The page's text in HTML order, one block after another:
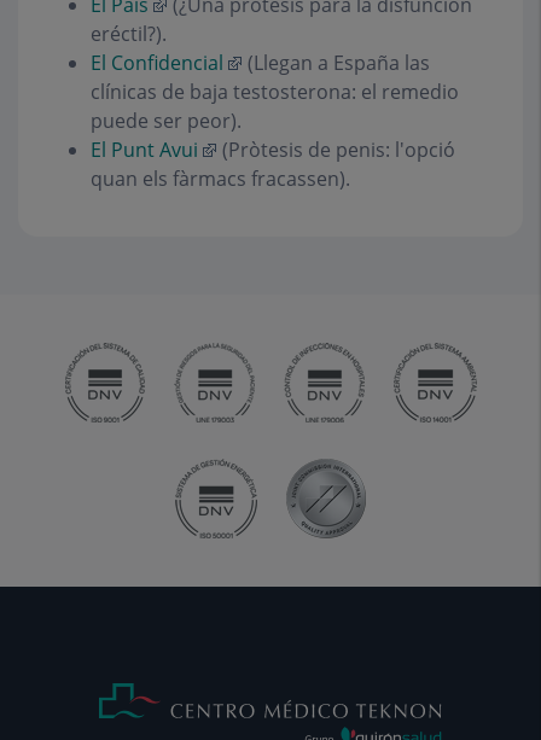
eréctil?).
El Confidencial
(Llegan a España las
clínicas de baja testosterona: el remedio
puede ser peor).
El Punt Avui
(Pròtesis de penis: l'opció
quan els fàrmacs fracassen).